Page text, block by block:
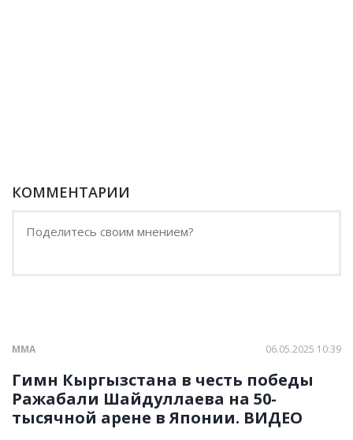
КОММЕНТАРИИ
ММА 06.05.2025 10:39
Гимн Кыргызстана в честь победы
Ражабали Шайдуллаева на 50-
тысячной арене в Японии. ВИДЕО